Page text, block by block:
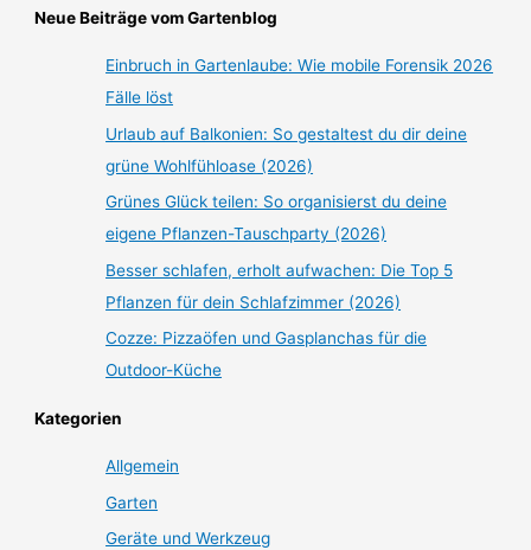
Neue Beiträge vom Gartenblog
Einbruch in Gartenlaube: Wie mobile Forensik 2026
Fälle löst
Urlaub auf Balkonien: So gestaltest du dir deine
grüne Wohlfühloase (2026)
Grünes Glück teilen: So organisierst du deine
eigene Pflanzen-Tauschparty (2026)
Besser schlafen, erholt aufwachen: Die Top 5
Pflanzen für dein Schlafzimmer (2026)
Cozze: Pizzaöfen und Gasplanchas für die
Outdoor-Küche
Kategorien
Allgemein
Garten
Geräte und Werkzeug